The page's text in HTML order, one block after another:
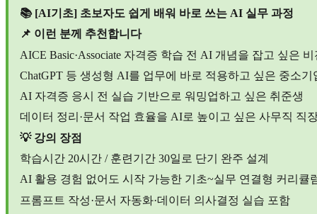
📚 [AI기초] 초보자도 쉽게 배워 바로 쓰는 AI 실무 과정
📌 이런 분께 추천합니다
AICE Basic·Associate 자격증 학습 전 AI 개념을 잡고 싶은 비
ChatGPT 등 생성형 AI를 업무에 바로 적용하고 싶은 중소기
AI 자격증 응시 전 실습 기반으로 워밍업하고 싶은 취준생
데이터 정리·문서 작업 효율을 AI로 높이고 싶은 사무직 직
💡 강의 장점
학습시간 20시간 / 훈련기간 30일로 단기 완주 설계
AI 활용 경험 없어도 시작 가능한 기초~실무 연결형 커리큘
프롬프트 작성·문서 자동화·데이터 의사결정 실습 포함